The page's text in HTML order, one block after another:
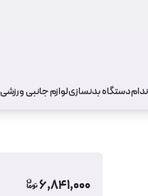
دستگاه بدنسازیلوازم جانبی ورزشی
6,841,000